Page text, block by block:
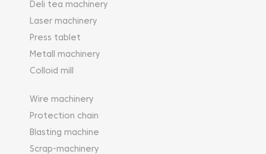
Deli tea machinery
Laser machinery
Press tablet
Metall machinery
Colloid mill
Wire machinery
Protection chain
Blasting machine
Scrap-machinery